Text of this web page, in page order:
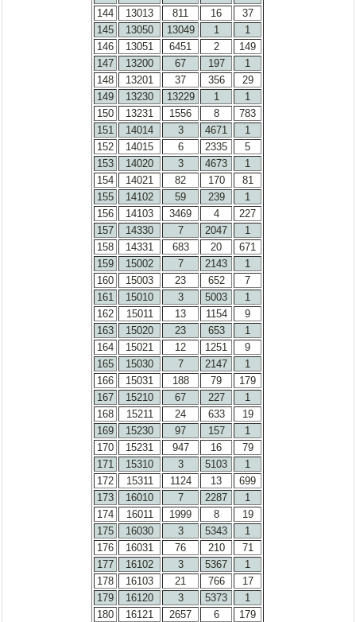
144
13013 811 16
37
145
13050 13049 1
1
146
13051 6451 2
149
147
13200 67 197
1
148
13201 37 356
29
149
13230 13229 1
1
150
13231 1556 8
783
151
14014 3 4671
1
152
14015 6 2335
5
153
14020 3 4673
1
154
14021 82 170
81
155
14102 59 239
1
156
14103 3469 4
227
157
14330 7 2047
1
158
14331 683 20
671
159
15002 7 2143
1
160
15003 23 652
7
161
15010 3 5003
1
162
15011 13 1154
9
163
15020 23 653
1
164
15021 12 1251
9
165
15030 7 2147
1
166
15031 188 79
179
167
15210 67 227
1
168
15211 24 633
19
169
15230 97 157
1
170
15231 947 16
79
171
15310 3 5103
1
172
15311 1124 13
699
173
16010 7 2287
1
174
16011 1999 8
19
175
16030 3 5343
1
176
16031 76 210
71
177
16102 3 5367
1
178
16103 21 766
17
179
16120 3 5373
1
180
16121 2657 6
179